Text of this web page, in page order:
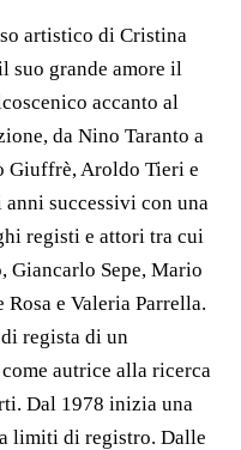
artistico di Cristina
suo grande amore il
accanto al
da Nino Taranto a
Giuffrè, Aroldo Tieri e
successivi con una
registi e attori tra cui
Giancarlo Sepe, Mario
e Valeria Parrella.
regista di un
autrice alla ricerca
Dal 1978 inizia una
limiti di registro. Dalle